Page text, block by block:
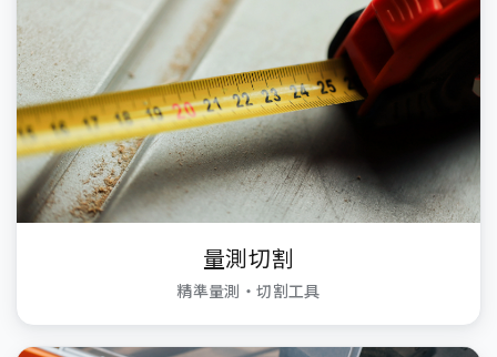
量測切割
精準量測・切割工具